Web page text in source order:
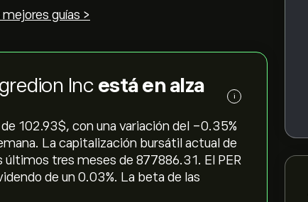
mejores guías >
Inc está en alza
i
102.93‎$‎, con una variación del ‎-0.35‎%
La capitalización bursátil actual de
últimos tres meses de 877886.31. El PER
de un 0.03%. La beta de las